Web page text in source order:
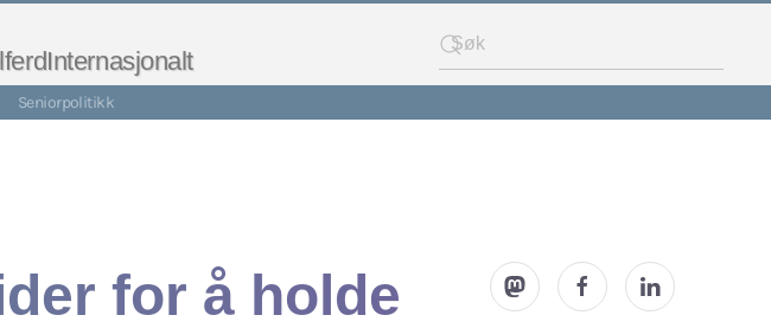
Internasjonalt
Seniorpolitikk
for å holde